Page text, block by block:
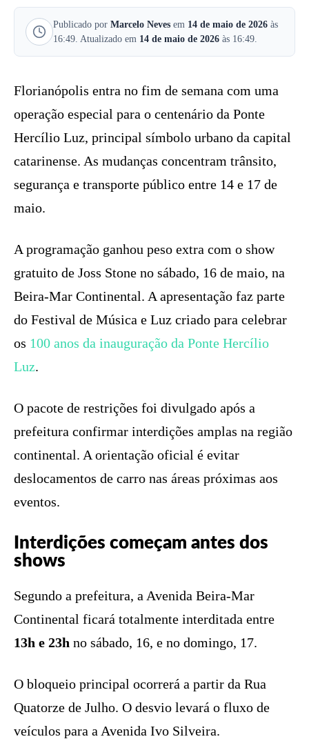
Publicado por Marcelo Neves em 14 de maio de 2026 às
16:49. Atualizado em 14 de maio de 2026 às 16:49.
Florianópolis entra no fim de semana com uma
operação especial para o centenário da Ponte
Hercílio Luz, principal símbolo urbano da capital
catarinense. As mudanças concentram trânsito,
segurança e transporte público entre 14 e 17 de
maio.
A programação ganhou peso extra com o show
gratuito de Joss Stone no sábado, 16 de maio, na
Beira-Mar Continental. A apresentação faz parte
do Festival de Música e Luz criado para celebrar
os 100 anos da inauguração da Ponte Hercílio
Luz.
O pacote de restrições foi divulgado após a
prefeitura confirmar interdições amplas na região
continental. A orientação oficial é evitar
deslocamentos de carro nas áreas próximas aos
eventos.
Interdições começam antes dos
shows
Segundo a prefeitura, a Avenida Beira-Mar
Continental ficará totalmente interditada entre
13h e 23h no sábado, 16, e no domingo, 17.
O bloqueio principal ocorrerá a partir da Rua
Quatorze de Julho. O desvio levará o fluxo de
veículos para a Avenida Ivo Silveira.